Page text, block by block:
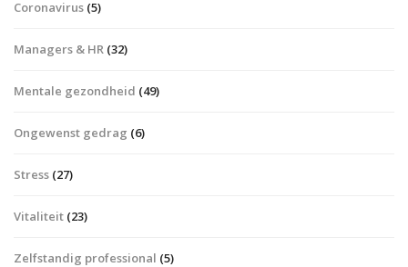
Coronavirus (5)
Managers & HR (32)
Mentale gezondheid (49)
Ongewenst gedrag (6)
Stress (27)
Vitaliteit (23)
Zelfstandig professional (5)